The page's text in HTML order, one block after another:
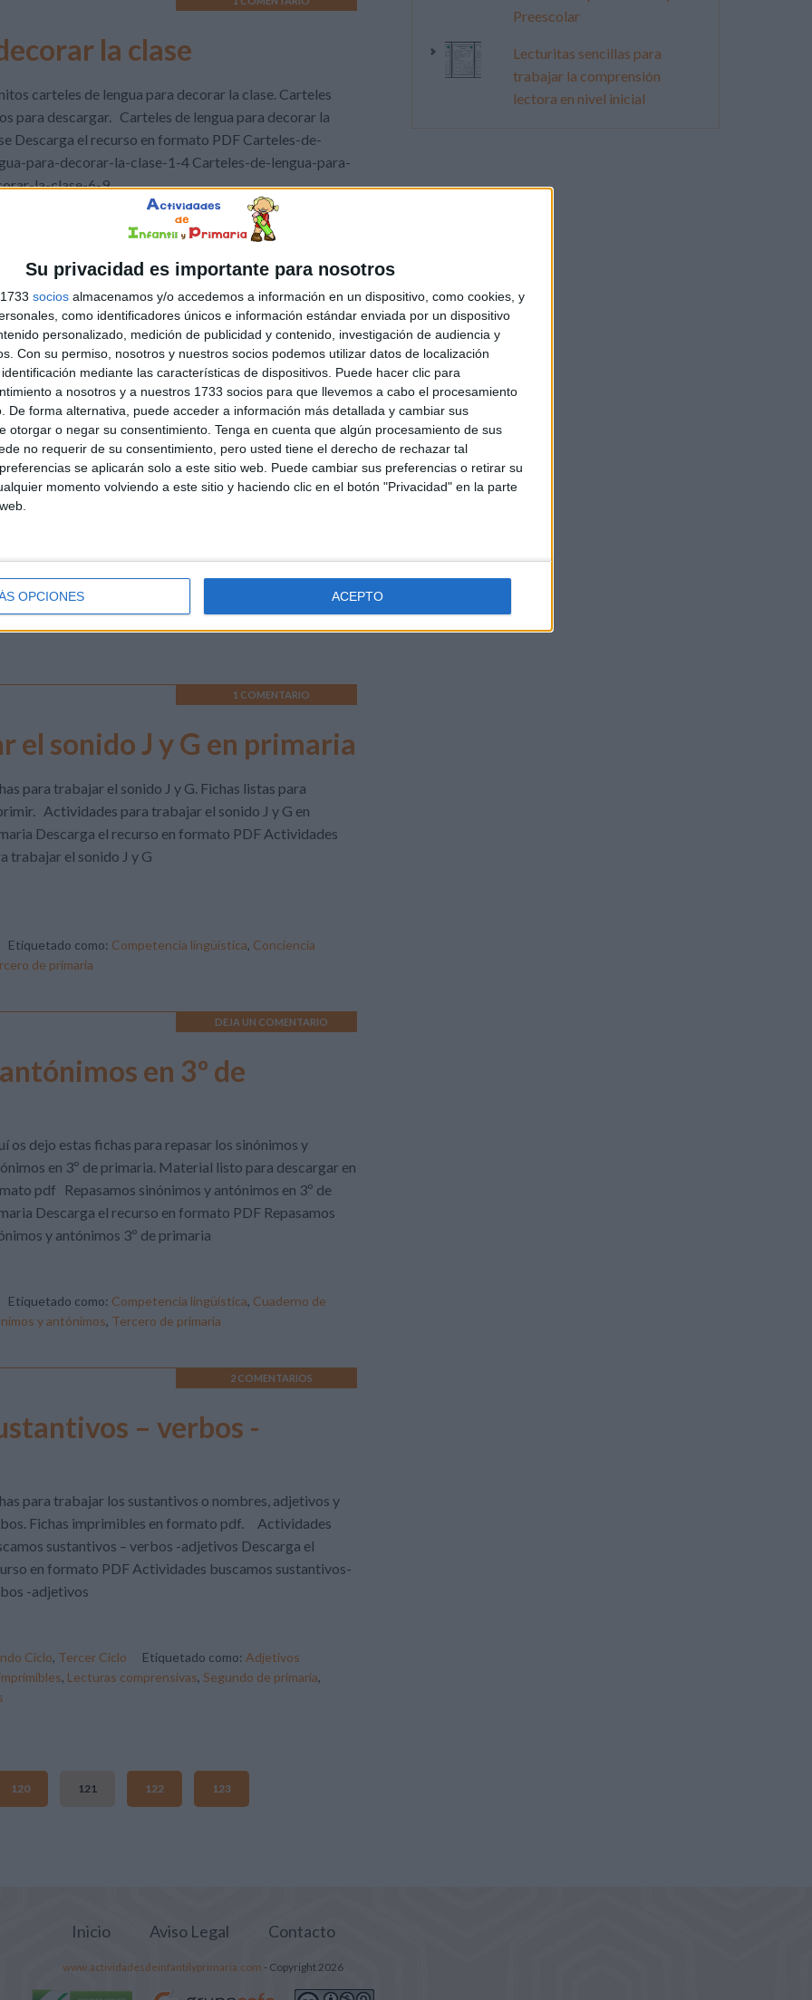
Su privacidad es importante para nosotros
socios almacenamos y/o accedemos a información en un dispositivo, como cookies, y
como identificadores únicos e información estándar enviada por un dispositivo
personalizado, medición de publicidad y contenido, investigación de audiencia y
Con su permiso, nosotros y nuestros socios podemos utilizar datos de localización
mediante las características de dispositivos. Puede hacer clic para
a nosotros y a nuestros 1733 socios para que llevemos a cabo el procesamiento
De forma alternativa, puede acceder a información más detallada y cambiar sus
otorgar o negar su consentimiento. Tenga en cuenta que algún procesamiento de sus
no requerir de su consentimiento, pero usted tiene el derecho de rechazar tal
se aplicarán solo a este sitio web. Puede cambiar sus preferencias o retirar su
momento volviendo a este sitio y haciendo clic en el botón "Privacidad" en la parte
OPCIONES ACEPTO
la clase
carteles de lengua para decorar la clase. Carteles
para descargar. Carteles de lengua para decorar la
Descarga el recurso en formato PDF Carteles-de-
para-decorar-la-clase-1-4 Carteles-de-lengua-para-
la-clase-6-9
,Para plastificar Primaria,Primer grado Segundo de
DEJA UN COMENTARIO
preposiciones
tarjetas para trabajar las preposiciones. Tarjetas
para imprimir. Tarjetas para conocer las
Descarga el recurso en formato PDF Tarjetas
conocer las preposiciones
Ciclo,Tercer Ciclo
,Para plastificar,Primaria, Primer grado,Segundo de
1 COMENTARIO
sonido J y G en primaria
para trabajar el sonido J y G. Fichas listas para
Actividades para trabajar el sonido J y G en
Descarga el recurso en formato PDF Actividades
trabajar el sonido J y G
Etiquetado como: Competencia lingüística, Conciencia
de primaria
DEJA UN COMENTARIO
en 3º de
os dejo estas fichas para repasar los sinónimos y
en 3º de primaria. Material listo para descargar en
pdf Repasamos sinónimos y antónimos en 3º de
Descarga el recurso en formato PDF Repasamos
y antónimos 3º de primaria
Etiquetado como: Competencia lingüística, Cuaderno de
y antónimos, Tercero de primaria
2 COMENTARIOS
– verbos -
para trabajar los sustantivos o nombres, adjetivos y
Fichas imprimibles en formato pdf. Actividades
sustantivos – verbos -adjetivos Descarga el
en formato PDF Actividades buscamos sustantivos-
-adjetivos
Ciclo, Tercer Ciclo Etiquetado como: Adjetivos
imprimibles, Lecturas comprensivas, Segundo de primaria,
120 121 122 123
Preescolar
Lecturitas sencillas para
trabajar la comprensión
lectora en nivel inicial
Inicio Aviso Legal Contacto
www.actividadesdeinfantilyprimaria.com - Copyright 2026